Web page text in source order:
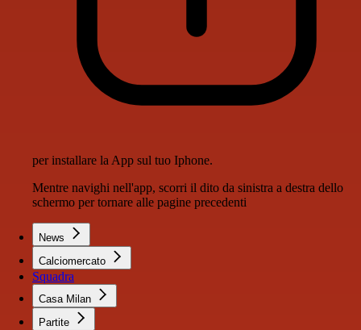
per installare la App sul tuo Iphone.
Mentre navighi nell'app, scorri il dito da sinistra a destra dello
schermo per tornare alle pagine precedenti
News
Calciomercato
Squadra
Casa Milan
Partite